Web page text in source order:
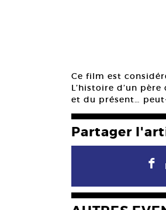
Ce film est
L’histoire d’un
et du présent…
Partager
F